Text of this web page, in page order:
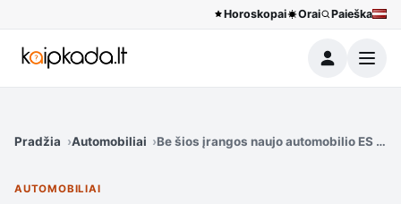
Horoskopai Orai Paieška
Meniu
Pradžia Automobiliai Be šios įrangos naujo automobilio ES
AUTOMOBILIAI